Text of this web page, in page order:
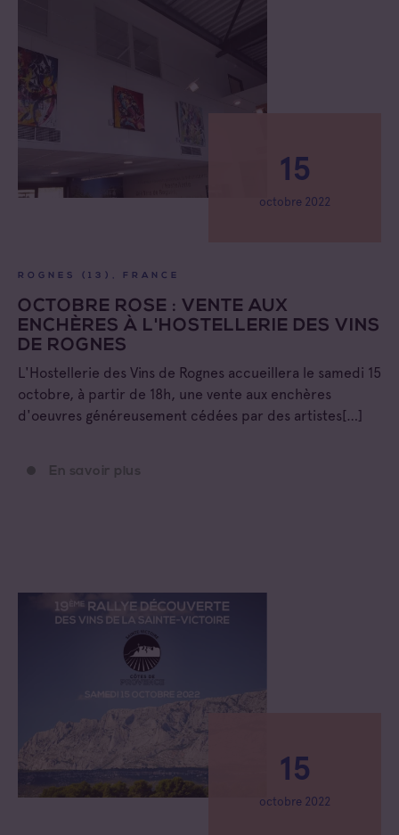
15
octobre 2022
ROGNES (13), FRANCE
OCTOBRE ROSE : VENTE AUX
ENCHÈRES À L'HOSTELLERIE DES VINS
DE ROGNES
L'Hostellerie des Vins de Rognes accueillera le samedi 15
octobre, à partir de 18h, une vente aux enchères
d'oeuvres généreusement cédées par des artistes[…]
En savoir plus
15
octobre 2022